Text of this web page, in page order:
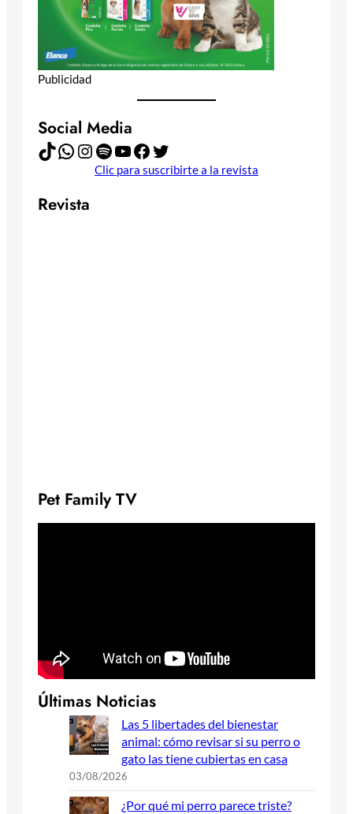
Publicidad
Social Media
TikTok WhatsApp Instagram Spotify YouTube Facebook Twitter
Clic para suscribirte a la revista
Revista
Pet Family TV
Últimas Noticias
Las 5 libertades del bienestar
animal: cómo revisar si su perro o
gato las tiene cubiertas en casa
03/08/2026
¿Por qué mi perro parece triste?